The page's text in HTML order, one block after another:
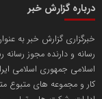
تریبون
انتشار گسترده محتوا
درباره گزارش خبر
خبرگزاری گزارش خبر به
اسلامی جمهوری اسلامی
کار و مجموعه های متبوع